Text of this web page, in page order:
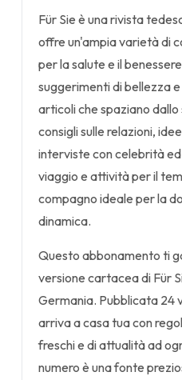
Für Sie è una rivista
offre un'ampia varietà di
per la salute e il
suggerimenti di bellezza
articoli che spaziano
consigli sulle relazioni,
interviste con celebrità
viaggio e attività per il
compagno ideale per la
dinamica.
Questo abbonamento ti
versione cartacea di Für
Germania. Pubblicata 24
arriva a casa tua con
freschi e di attualità ad
numero è una fonte